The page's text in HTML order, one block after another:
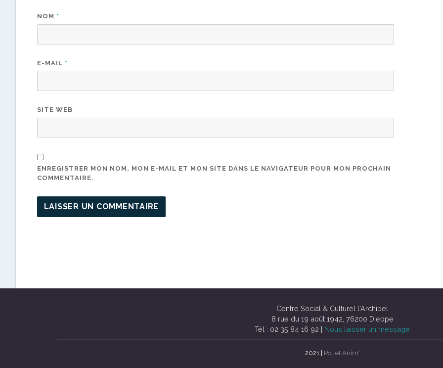
NOM *
E-MAIL *
SITE WEB
ENREGISTRER MON NOM, MON E-MAIL ET MON SITE DANS LE NAVIGATEUR POUR MON PROCHAIN
COMMENTAIRE.
Centre Social & Culturel l'Archipel
8 rue du 19 août 1942, 76200 Dieppe
Tél : 02 35 84 16 92 | Nous laisser un message
2021 | Pollet Anim'